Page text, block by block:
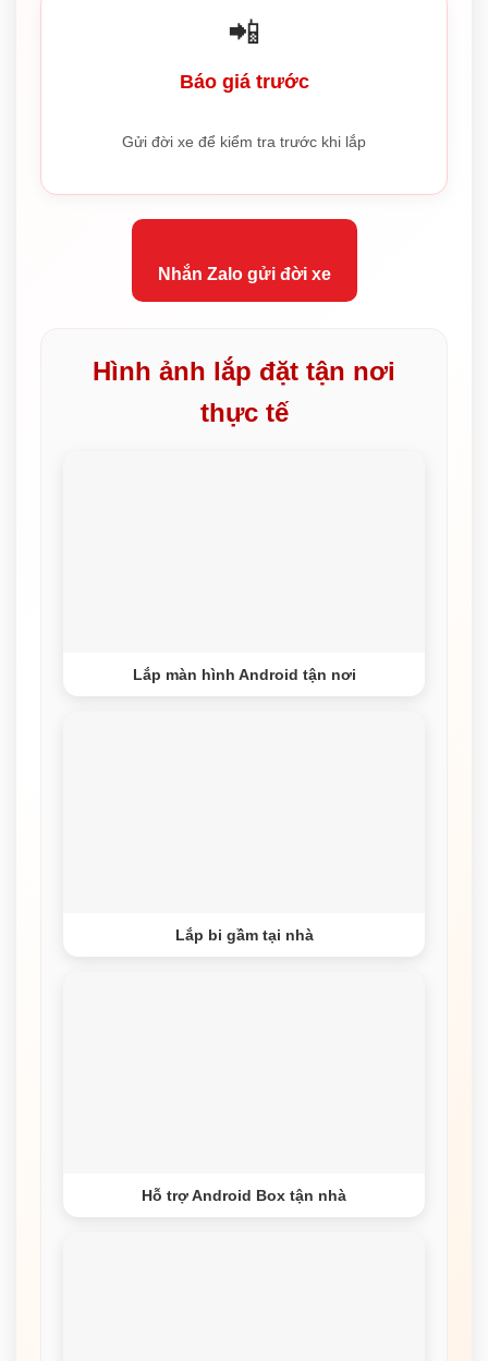
📲
Báo giá trước
Gửi đời xe để kiểm tra trước khi lắp
Nhắn Zalo gửi đời xe
Hình ảnh lắp đặt tận nơi
thực tế
Lắp màn hình Android tận nơi
Lắp bi gầm tại nhà
Hỗ trợ Android Box tận nhà